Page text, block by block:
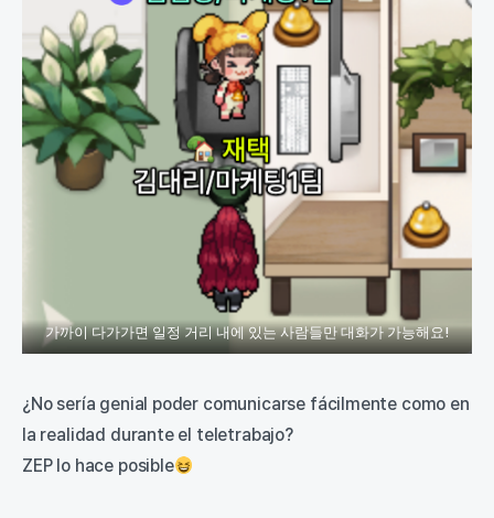
가까이 다가가면 일정 거리 내에 있는 사람들만 대화가 가능해요!
¿No sería genial poder comunicarse fácilmente como en
la realidad durante el teletrabajo?
ZEP lo hace posible